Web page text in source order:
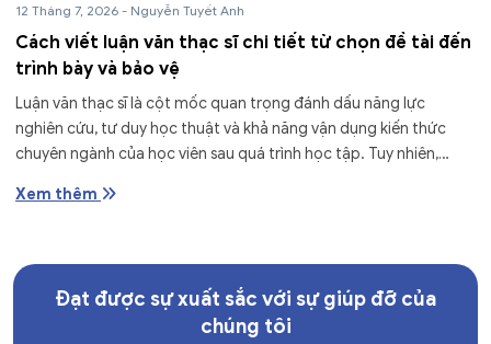
12 Tháng 7, 2026 - Nguyễn Tuyết Anh
Cách viết luận văn thạc sĩ chi tiết từ chọn đề tài đến
trình bày và bảo vệ
Luận văn thạc sĩ là cột mốc quan trọng đánh dấu năng lực
nghiên cứu, tư duy học thuật và khả năng vận dụng kiến thức
chuyên ngành của học viên sau quá trình học tập. Tuy nhiên,
Xem thêm
Đạt được sự xuất sắc với sự giúp đỡ của
chúng tôi